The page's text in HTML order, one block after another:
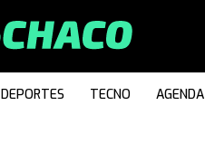
DEPORTES TECNO AGENDA